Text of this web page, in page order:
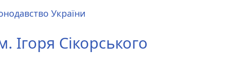
України
Ігоря Сікорського